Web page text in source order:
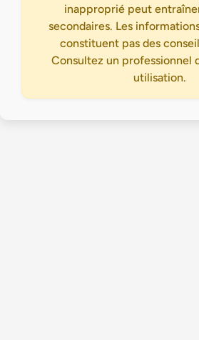
inapproprié peut
secondaires. Les
constituent pas des
Consultez un professionnel
utilisation.